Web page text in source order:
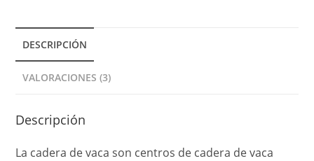
e
DESCRIPCIÓN
VALORACIONES (3)
Descripción
La cadera de vaca son centros de cadera de vaca